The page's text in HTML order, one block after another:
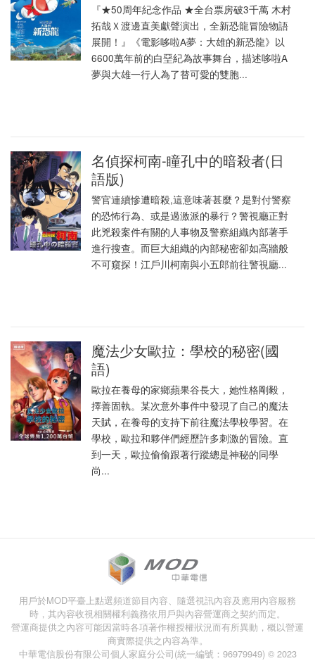
『★50周年紀念作品 ★全台票房破3千萬 木村
拓哉Ｘ渡邊直美獻聲演出，全新恐龍冒險物語
展開！』《電影哆啦A夢：大雄的新恐龍》以
6600萬年前的白堊紀為故事舞台，描述哆啦A
夢與大雄一行人為了替可愛的雙胞...
名偵探柯南-瞳孔中的暗殺者(日
語版)
警官連續慘遭暗殺,這意味著甚麼？是對付警察
的恐怖行為、或是過激派的暴行？警視廳正對
此兇殺案件有關的人事物及警察組織內部著手
進行搜查。而巨大組織的內部秘密卻如高牆般
不可窺探！江戶川柯南與小五郎前往警視廳...
魔法少女歐拉：學校的秘密(國
語)
歐拉在養母的家鄉蘋果谷長大，她性格剛毅，
擇善固執。某次意外事件中發現了自己的魔法
天賦，在養母的支持下前往魔法學校學習。在
學校，歐拉和夥伴們經歷許多刺激的冒險。直
到一天，歐拉偷偷跟著行蹤總是神秘的同學
尚...
用戶於MOD平臺上點選頻道節目內容、隨選視訊內容及應用內容服務
時，其內容收視相關權利義務依用戶與內容營運商之契約而定。
營運商提供之內容可能因當時各項著作權授權狀況而有所異動，概以營運
商實際提供之內容為準。
中華電信股份有限公司個人家庭分公司(統一編號：96979949) © 2023